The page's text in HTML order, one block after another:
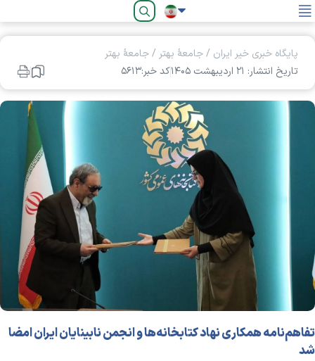
فارسی
پایگاه خبری خیر ایران /جامعۀ بهتر /جامعۀ بهتر
تاریخ انتشار: ۲۱ ارديبهشت ۱۴۰۵
کد خبر:۵۶۱۳
تفاهم‌نامه همکاری نهاد کتابخانه‌ها و انجمن نابینایان ایران امضا
شد